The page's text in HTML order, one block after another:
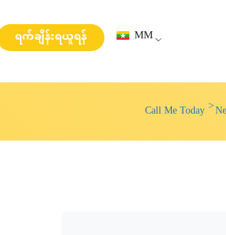
ရက်ချိန်းရယူရန် MM
Call Me Today